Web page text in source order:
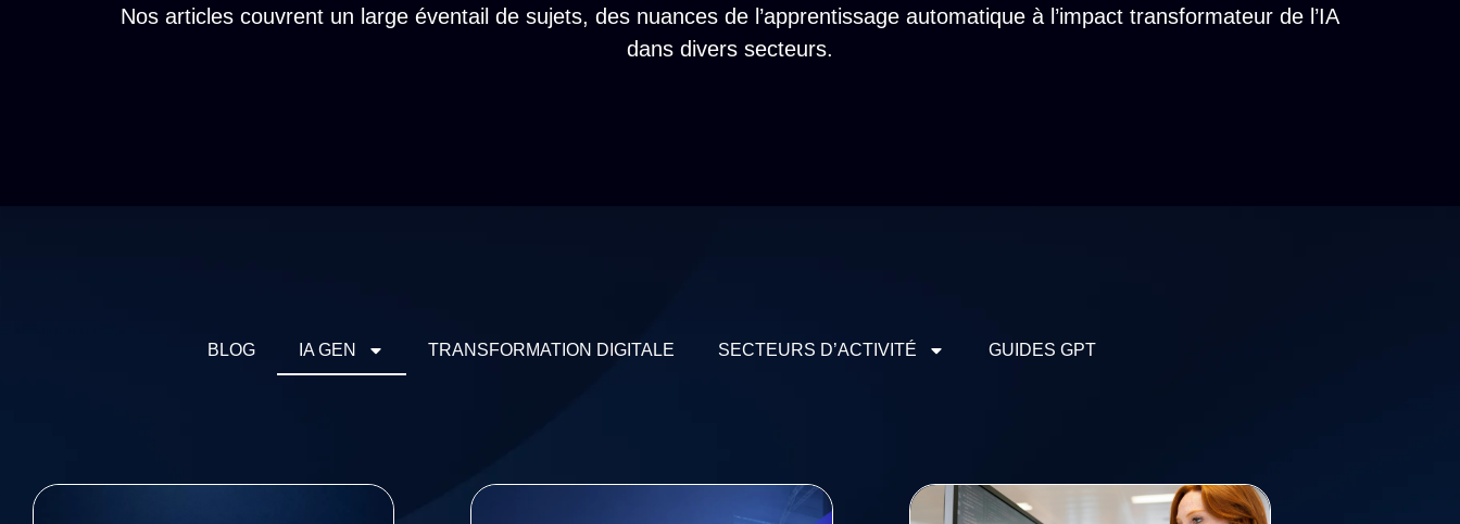
Nos articles couvrent un large éventail de sujets, des nuances de l’apprentissage automatique à l’impact transformateur de l’IA
dans divers secteurs.
BLOG IA GEN TRANSFORMATION DIGITALE SECTEURS D’ACTIVITÉ GUIDES GPT